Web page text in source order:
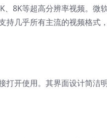
8K等超高分辨率视频。微
持几乎所有主流的视频格式
打开使用。其界面设计简洁